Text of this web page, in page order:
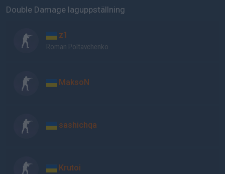
Double Damage laguppställning
z1
Roman Poltavchenko
MaksoN
sashichqa
Krutoi